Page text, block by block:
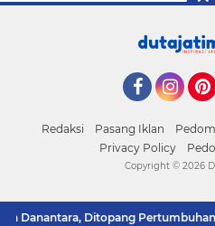
Redaksi Pasang Iklan
Privacy Policy
Ditopang Pertumbuhan
Copyright © 2026